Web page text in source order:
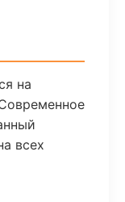
на
всех